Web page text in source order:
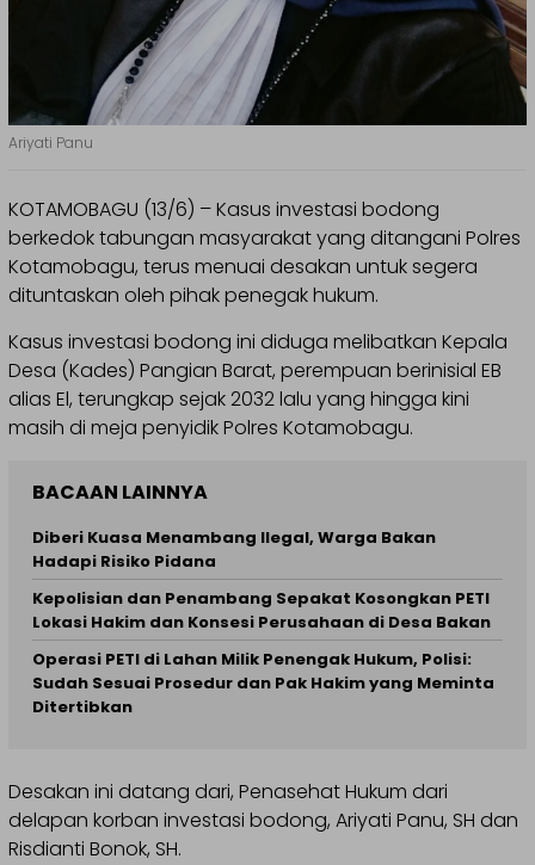
Ariyati Panu
KOTAMOBAGU (13/6) – Kasus investasi bodong
berkedok tabungan masyarakat yang ditangani Polres
Kotamobagu, terus menuai desakan untuk segera
dituntaskan oleh pihak penegak hukum.
Kasus investasi bodong ini diduga melibatkan Kepala
Desa (Kades) Pangian Barat, perempuan berinisial EB
alias El, terungkap sejak 2032 lalu yang hingga kini
masih di meja penyidik Polres Kotamobagu.
BACAAN LAINNYA
Diberi Kuasa Menambang Ilegal, Warga Bakan
Hadapi Risiko Pidana
Kepolisian dan Penambang Sepakat Kosongkan PETI
Lokasi Hakim dan Konsesi Perusahaan di Desa Bakan
Operasi PETI di Lahan Milik Penengak Hukum, Polisi:
Sudah Sesuai Prosedur dan Pak Hakim yang Meminta
Ditertibkan
Desakan ini datang dari, Penasehat Hukum dari
delapan korban investasi bodong, Ariyati Panu, SH dan
Risdianti Bonok, SH.